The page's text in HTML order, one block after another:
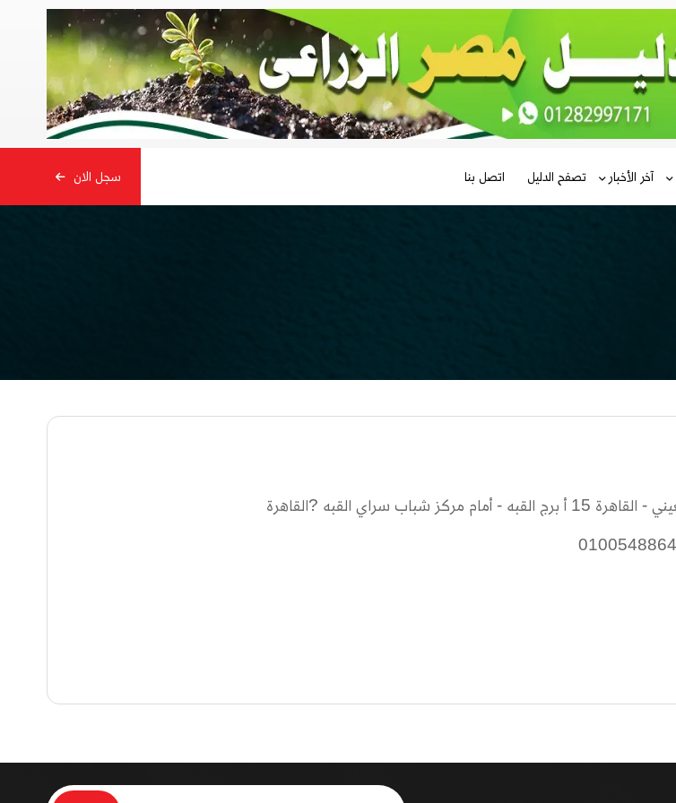
آخر الأخبار تصفح الدليل اتصل بنا سجل الان